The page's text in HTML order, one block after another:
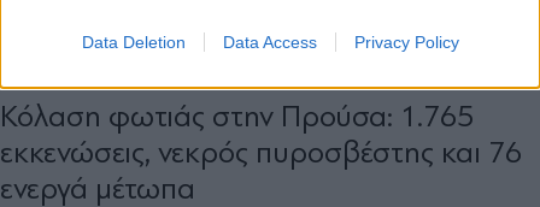
Data Deletion Data Access Privacy Policy
ΔΙΕΘΝΗ 27.07.2025 14:34
Κόλαση φωτιάς στην Προύσα: 1.765
εκκενώσεις, νεκρός πυροσβέστης και 76
ενεργά μέτωπα